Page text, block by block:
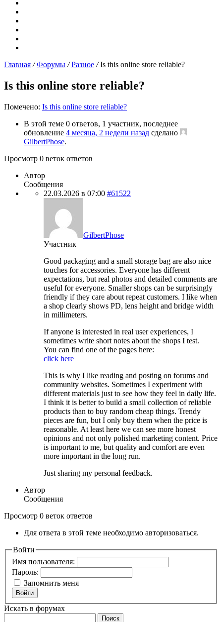
Главная / Форумы / Разное / Is this online store reliable?
Is this online store reliable?
Помечено: Is this online store reliable?
В этой теме 0 ответов, 1 участник, последнее
обновление 4 месяца, 2 недели назад сделано
GilbertPhose.
Просмотр 0 веток ответов
Автор
Сообщения
22.03.2026 в 07:00 #61522
GilbertPhose
Участник
Good packaging and a small storage bag are also nice
touches for accessories. Everyone has different
expectations, but real photos and detailed comments are
useful for everyone. Smaller shops can be surprisingly
friendly if they care about repeat customers. I like when
a shop clearly shows PD, lens height and bridge width
in millimeters.
If anyone is interested in real user experiences, I
sometimes write short notes about the shops I test.
You can find one of the pages here:
click here
This is why I like reading and posting on forums and
community websites. Sometimes I experiment with
different materials just to see how they feel in daily life.
I think it is better to build a small collection of reliable
products than to buy random cheap things. Trendy
pieces are fun, but I only buy them when the price is
reasonable. At least here we can see more honest
opinions and not only polished marketing content. Price
is important to me, but quality and comfort are even
more important in the long run.
Just sharing my personal feedback.
Автор
Сообщения
Просмотр 0 веток ответов
Для ответа в этой теме необходимо авторизоваться.
Войти
Имя пользователя:
Пароль:
Запомнить меня
Войти
Искать в форумах